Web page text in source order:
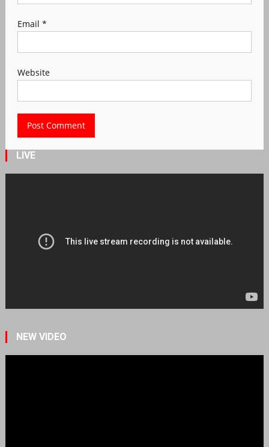
Email *
Website
LIVE
NEW VIDEO